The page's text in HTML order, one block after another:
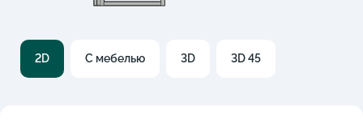
2D С мебелью 3D 3D 45